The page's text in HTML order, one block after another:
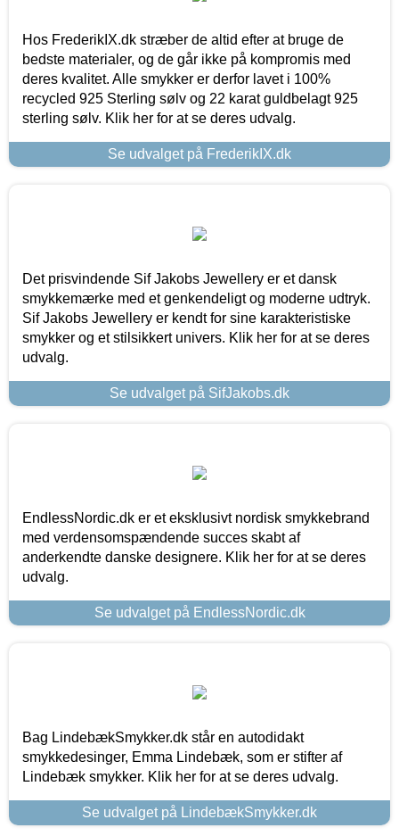
Hos FrederikIX.dk stræber de altid efter at bruge de
bedste materialer, og de går ikke på kompromis med
deres kvalitet. Alle smykker er derfor lavet i 100%
recycled 925 Sterling sølv og 22 karat guldbelagt 925
sterling sølv. Klik her for at se deres udvalg.
Se udvalget på FrederikIX.dk
Det prisvindende Sif Jakobs Jewellery er et dansk
smykkemærke med et genkendeligt og moderne udtryk.
Sif Jakobs Jewellery er kendt for sine karakteristiske
smykker og et stilsikkert univers. Klik her for at se deres
udvalg.
Se udvalget på SifJakobs.dk
EndlessNordic.dk er et eksklusivt nordisk smykkebrand
med verdensomspændende succes skabt af
anderkendte danske designere. Klik her for at se deres
udvalg.
Se udvalget på EndlessNordic.dk
Bag LindebækSmykker.dk står en autodidakt
smykkedesinger, Emma Lindebæk, som er stifter af
Lindebæk smykker. Klik her for at se deres udvalg.
Se udvalget på LindebækSmykker.dk